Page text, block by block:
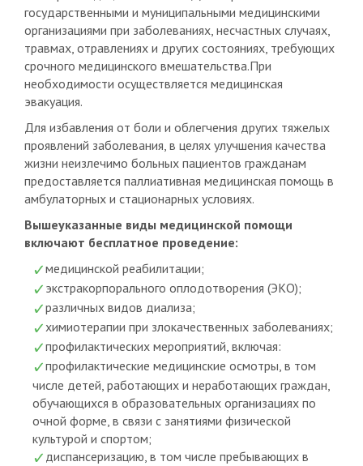
государственными и муниципальными медицинскими
организациями при заболеваниях, несчастных случаях,
травмах, отравлениях и других состояниях, требующих
срочного медицинского вмешательства.При
необходимости осуществляется медицинская
эвакуация.
Для избавления от боли и облегчения других тяжелых
проявлений заболевания, в целях улучшения качества
жизни неизлечимо больных пациентов гражданам
предоставляется паллиативная медицинская помощь в
амбулаторных и стационарных условиях.
Вышеуказанные виды медицинской помощи
включают бесплатное проведение:
медицинской реабилитации;
экстракорпорального оплодотворения (ЭКО);
различных видов диализа;
химиотерапии при злокачественных заболеваниях;
профилактических мероприятий, включая:
профилактические медицинские осмотры, в том
числе детей, работающих и неработающих граждан,
обучающихся в образовательных организациях по
очной форме, в связи с занятиями физической
культурой и спортом;
диспансеризацию, в том числе пребывающих в